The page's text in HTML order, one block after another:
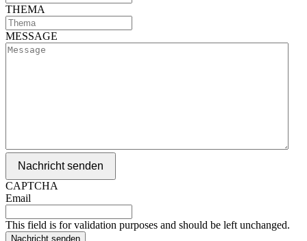
THEMA
MESSAGE
Nachricht senden
CAPTCHA
Email
This field is for validation purposes and should be left unchanged.